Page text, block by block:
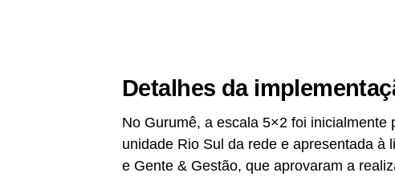
Detalhes da
No Gurumê, a escala 5×2 foi
unidade Rio Sul da rede e apresentada à
e Gente & Gestão, que aprovaram a